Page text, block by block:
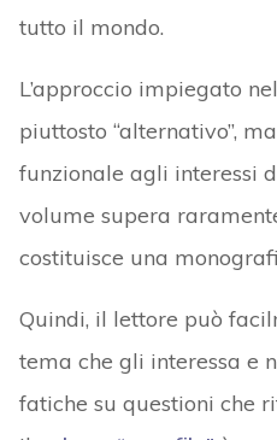
tutto il mondo.
L’approccio impiegato
piuttosto “alternativo”,
funzionale agli interessi
volume supera
costituisce una
Quindi, il lettore può
tema che gli interessa e
fatiche su questioni che